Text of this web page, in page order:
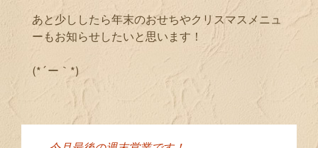
あと少ししたら年末のおせちやクリスマスメニュ
ーもお知らせしたいと思います！
(*´ー｀*)